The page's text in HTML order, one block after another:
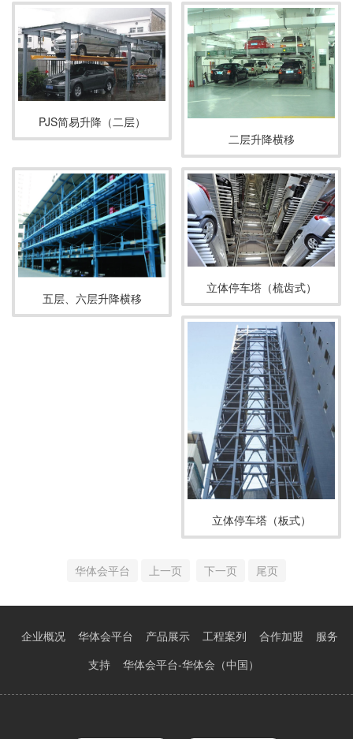
PJS简易升降（二层）
二层升降横移
五层、六层升降横移
立体停车塔（梳齿式）
立体停车塔（板式）
华体会平台 上一页 下一页 尾页
企业概况 华体会平台 产品展示 工程案列 合作加盟
服务
支持
华体会平台-华体会（中国）